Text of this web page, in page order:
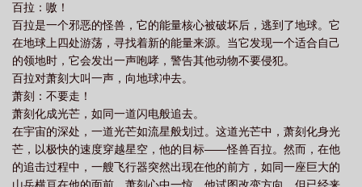
百拉：嗷！
百拉是一个邪恶的怪兽，它的能量核心被破坏后，逃到了地球。它
在地球上四处游荡，寻找着新的能量来源。当它发现一个适合自己
的领地时，它会发出一声咆哮，警告其他动物不要侵犯。
百拉对萧刻大叫一声，向地球冲去。
萧刻：不要走！
萧刻化成光芒，如同一道闪电般追去。
在宇宙的深处，一道光芒如流星般划过。这道光芒中，萧刻化身光
芒，以极快的速度穿越星空，他的目标——怪兽百拉。然而，在他
的追击过程中，一艘飞行器突然出现在他的前方，如同一座巨大的